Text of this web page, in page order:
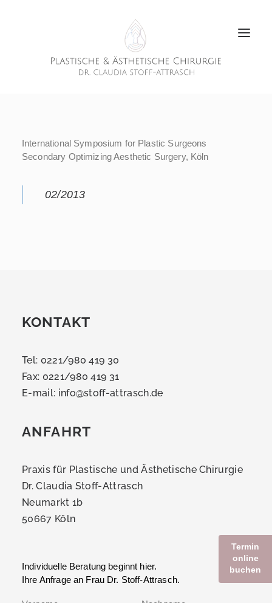
International Symposium for Plastic Surgeons
Secondary Optimizing Aesthetic Surgery, Köln
02/2013
KONTAKT
Tel: 0221/980 419 30
Fax: 0221/980 419 31
E-mail: info@stoff-attrasch.de
ANFAHRT
Praxis für Plastische und Ästhetische Chirurgie
Dr. Claudia Stoff-Attrasch
Neumarkt 1b
50667 Köln
Individuelle Beratung beginnt hier.
Ihre Anfrage an Frau Dr. Stoff-Attrasch.
Termin
online
buchen